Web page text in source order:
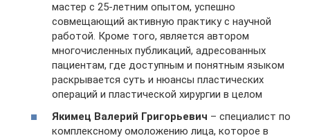
мастер с 25-летним опытом, успешно
совмещающий активную практику с научной
работой. Кроме того, является автором
многочисленных публикаций, адресованных
пациентам, где доступным и понятным языком
раскрывается суть и нюансы пластических
операций и пластической хирургии в целом
Якимец Валерий Григорьевич – специалист по
комплексному омоложению лица, которое в